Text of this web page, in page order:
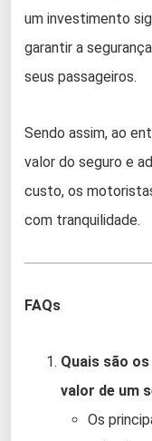
um investimento
garantir a
seus passageiros.
Sendo assim, ao
valor do seguro e
custo, os
com tranquilidade.
FAQs
Quais são
valor de um
Os